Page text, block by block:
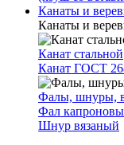
Канаты и
Канаты и
Канат стальной
Канат ГОСТ
Фалы, шнуры,
Фал
Шнур вязаный